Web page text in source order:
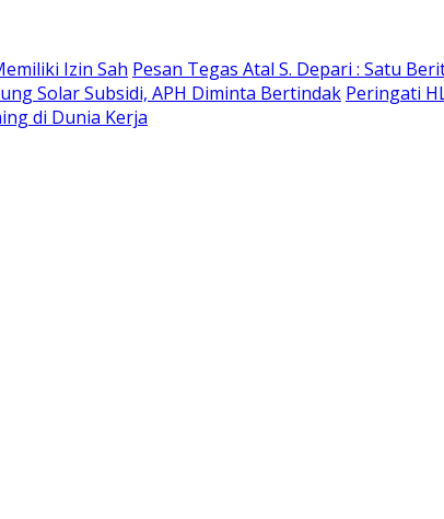
Izin Sah Pesan Tegas Atal S. Depari : Satu
Solar Subsidi, APH Diminta Bertindak Peringati
di Dunia Kerja